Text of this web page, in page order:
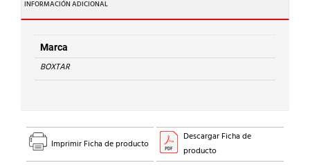
TAPA
ALTA
12M
cantidad
INFORMACIÓN ADICIONAL
Marca
BOXTAR
Imprimir Ficha de producto
Descargar Ficha de
producto